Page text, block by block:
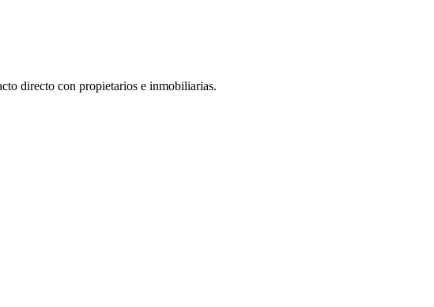
directo con propietarios e inmobiliarias.